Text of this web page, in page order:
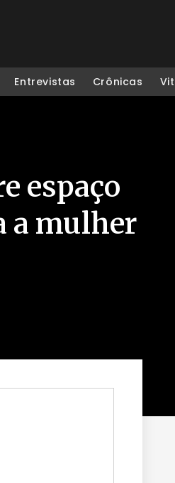
Entrevistas Crônicas
espaço
a mulher